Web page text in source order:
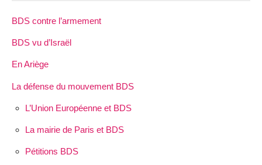
BDS contre l’armement
BDS vu d’Israël
En Ariège
La défense du mouvement BDS
L’Union Européenne et BDS
La mairie de Paris et BDS
Pétitions BDS